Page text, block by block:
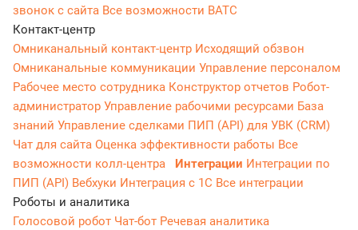
звонок с сайта Все возможности ВАТС
Контакт-центр
Омниканальный контакт-центр Исходящий обзвон
Омниканальные коммуникации Управление персоналом
Рабочее место сотрудника Конструктор отчетов Робот-
администратор Управление рабочими ресурсами База
знаний Управление сделками ПИП (API) для УВК (CRM)
Чат для сайта Оценка эффективности работы Все
возможности колл-центра
Интеграции Интеграции по
ПИП (API) Вебхуки Интеграция с 1С Все интеграции
Роботы и аналитика
Голосовой робот Чат-бот Речевая аналитика